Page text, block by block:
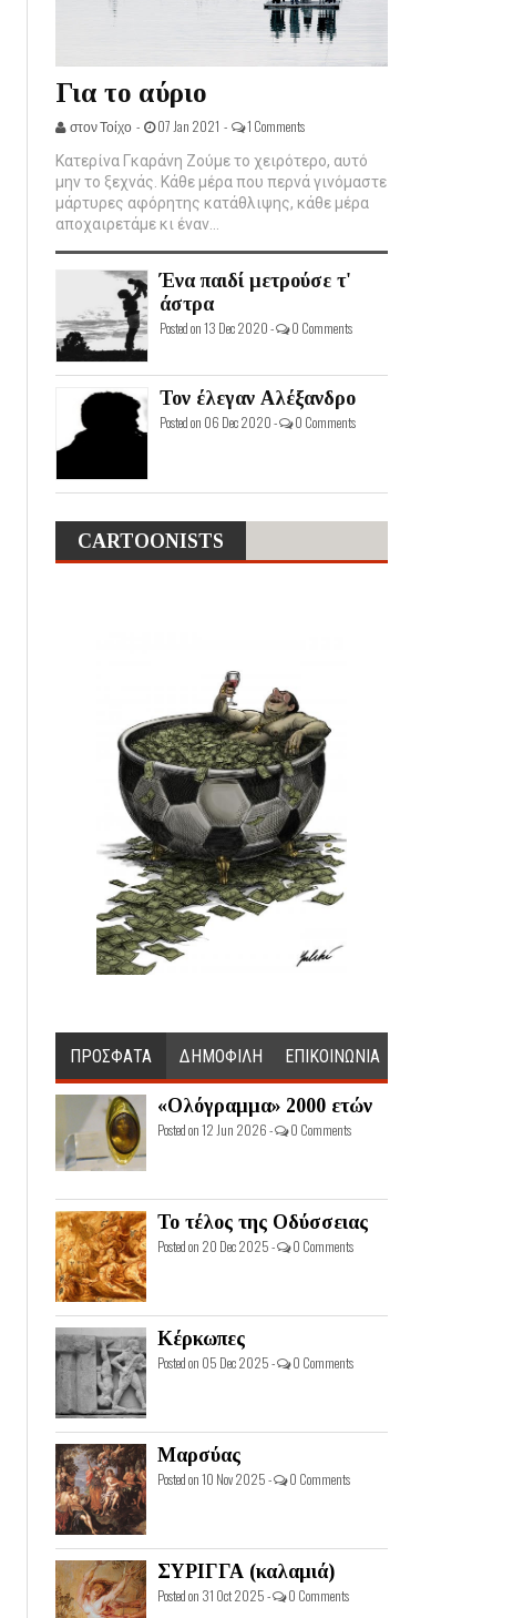
Για το αύριο
στον Τοίχο - 07 Jan 2021 - 1 Comments
Κατερίνα Γκαράνη Ζούμε το χειρότερο, αυτό
μην το ξεχνάς. Κάθε μέρα που περνά γινόμαστε
μάρτυρες αφόρητης κατάθλιψης, κάθε μέρα
αποχαιρετάμε κι έναν...
Ένα παιδί μετρούσε τ'
άστρα
Posted on 13 Dec 2020 - 0 Comments
Τον έλεγαν Αλέξανδρο
Posted on 06 Dec 2020 - 0 Comments
CARTOONISTS
ΠΡΟΣΦΑΤΑ ΔΗΜΟΦΙΛΗ ΕΠΙΚΟΙΝΩΝΙΑ
«Ολόγραμμα» 2000 ετών
Posted on 12 Jun 2026 - 0 Comments
Το τέλος της Οδύσσειας
Posted on 20 Dec 2025 - 0 Comments
Κέρκωπες
Posted on 05 Dec 2025 - 0 Comments
Μαρσύας
Posted on 10 Nov 2025 - 0 Comments
ΣΥΡΙΓΓΑ (καλαμιά)
Posted on 31 Oct 2025 - 0 Comments